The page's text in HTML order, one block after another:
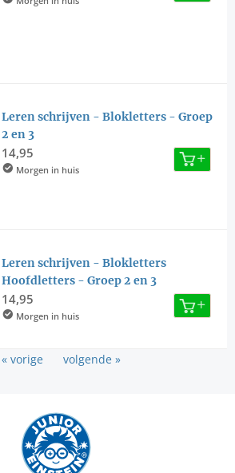
Leren schrijven - Blokletters - Groep
2 en 3
14,95
Morgen in huis
Leren schrijven - Blokletters
Hoofdletters - Groep 2 en 3
14,95
Morgen in huis
« vorige volgende »